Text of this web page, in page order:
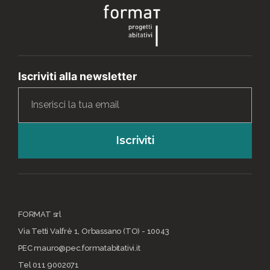
Iscriviti alla newsletter
Iscriviti
FORMAT srl
Via Tetti Valfrè 1, Orbassano (TO) - 10043
PEC mauro@pec.formatabitativi.it
Tel 011 9002071